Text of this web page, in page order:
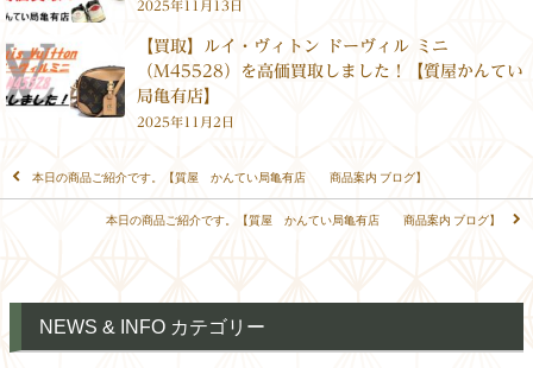
2025年11月13日
【買取】ルイ・ヴィトン ドーヴィル ミニ
（M45528）を高価買取しました！【質屋かんてい
局亀有店】
2025年11月2日
本日の商品ご紹介です。【質屋 かんてい局亀有店 商品案内 ブログ】
本日の商品ご紹介です。【質屋 かんてい局亀有店 商品案内 ブログ】
NEWS & INFO カテゴリー